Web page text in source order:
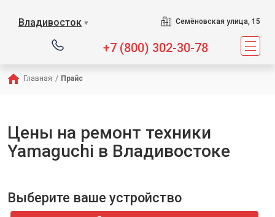
Владивосток ▼ Семёновская улица, 15
+7 (800) 302-30-78
Главная / Прайс
Цены на ремонт техники
Yamaguchi в Владивостоке
Выберите ваше устройство